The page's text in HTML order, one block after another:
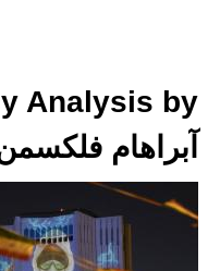
Analysis by
آبراهام